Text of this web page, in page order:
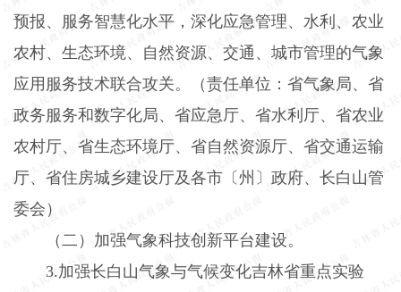
预报、服务智慧化水平，深化应急管理、水利、农业
农村、生态环境、自然资源、交通、城市管理的气象
应用服务技术联合攻关。（责任单位：省气象局、省
政务服务和数字化局、省应急厅、省水利厅、省农业
农村厅、省生态环境厅、省自然资源厅、省交通运输
厅、省住房城乡建设厅及各市〔州〕政府、长白山管
委会）
（二）加强气象科技创新平台建设。
3.加强长白山气象与气候变化吉林省重点实验